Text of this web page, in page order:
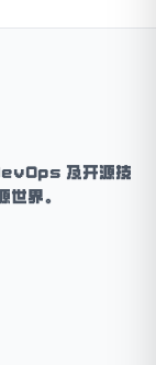
及开源技
世界。